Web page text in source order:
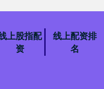
上股指配
资
线上配资排
名